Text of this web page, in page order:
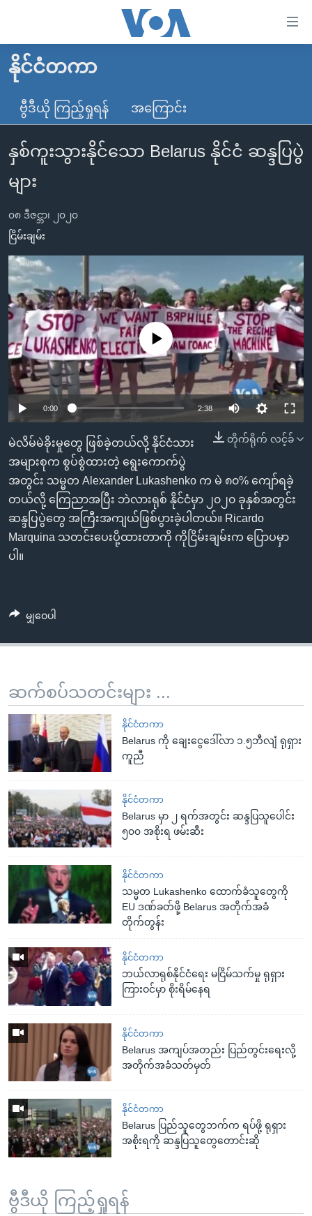
လွယ်ကူ
စေ
သည့်
Link
များ
ပင်မ
သို့
ကျော်
ကြည့်
ရန်
ပင်မ
အ
ညွန်း
စာမျက်နှာ
သို့
ကျော်
ကြည့်
ရှာဖွေ
ရန်
နေရာ
သို့
ကျော်
ရန်
မူလစာမျက်နှာ
မြန်မာ
ကမ္ဘာ့သတင်းများ
နိုင်ငံတကာ
အစ္စရေး-ပါလက်စတိုင်း
ဗွီဒီယို
ရပ်ဝန်းတခု လမ်းတခု အလွန်
အင်္ဂလိပ်စာလေ့လာမယ်
မကြေးမုံရဲ့ အင်္ဂလိပ်စာ
ရုပ်ရှင်ထဲက အင်္ဂလိပ်စာ
သုတပဒေသာ အင်္ဂလိပ်စာ
ရေဒီယို
တီဗွီ
ရေဒီယိုနှင့်ရုပ်သံ အချက်အလက်များ
ရေဒီယို/တီဗွီအစီအစဉ်
Learning English
ဗွီအိုအေ လူမှုကွန်ယက်များ
ဘာသာစကားများ
နိုင်ငံတကာ
ဗွီဒီယို ကြည့်ရှုရန် အကြောင်း
နှစ်ကူးသွားနိုင်သော Belarus နိုင်ငံ ဆန္ဒပြပွဲ
များ
၀၈ ဒီဇင္ဘာ၊ ၂၀၂၀
ငြိမ်းချမ်း
No media source currently available
0:00 2:38
တိုက်ရိုက် လင့်ခ်
မဲလိမ်မဲခိုးမှုတွေ ဖြစ်ခဲ့တယ်လို့ နိုင်ငံသား
အများစုက စွပ်စွဲထားတဲ့ ရွေးကောက်ပွဲ
အတွင်း သမ္မတ Alexander Lukashenko က မဲ ၈၀% ကျော်ရခဲ့
တယ်လို့ ကြေညာအပြီး ဘဲလားရုစ် နိုင်ငံမှာ ၂၀၂၀ ခုနှစ်အတွင်း
ဆန္ဒပြပွဲတွေ အကြီးအကျယ်ဖြစ်ပွားခဲ့ပါတယ်။ Ricardo
Marquina သတင်းပေးပို့ထားတာကို ကိုငြိမ်းချမ်းက ပြောပမှာ
ပါ။
မျှဝေပါ
ဆက်စပ်သတင်းများ ...
နိုင်ငံတကာ
Belarus ကို ချေးငွေဒေါ်လာ ၁.၅ဘီလျံ ရုရှား
ကူညီ
နိုင်ငံတကာ
Belarus မှာ ၂ ရက်အတွင်း ဆန္ဒပြသူပေါင်း
၅၀၀ အစိုးရ ဖမ်းဆီး
နိုင်ငံတကာ
သမ္မတ Lukashenko ထောက်ခံသူတွေကို
EU ဒဏ်ခတ်ဖို့ Belarus အတိုက်အခံ
တိုက်တွန်း
နိုင်ငံတကာ
ဘယ်လာရုစ်နိုင်ငံရေး မငြိမ်သက်မှု ရုရှား
ကြားဝင်မှာ စိုးရိမ်နေရ
နိုင်ငံတကာ
Belarus အကျပ်အတည်း ပြည်တွင်းရေးလို့
အတိုက်အခံသတ်မှတ်
နိုင်ငံတကာ
Belarus ပြည်သူတွေဘက်က ရပ်ဖို့ ရုရှား
အစိုးရကို ဆန္ဒပြသူတွေတောင်းဆို
ဗွီဒီယို ကြည့်ရှုရန်